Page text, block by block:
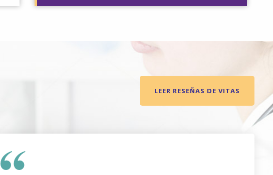
LEER RESEÑAS DE VITAS